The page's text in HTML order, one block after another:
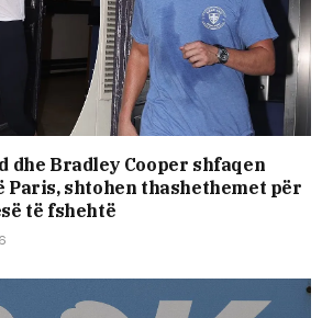
dhe Bradley Cooper shfaqen
Paris, shtohen thashethemet për
të fshehtë